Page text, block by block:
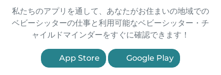
私たちのアプリを通して、あなたがお住まいの地域での
ベビーシッターの仕事と利用可能なベビーシッター・チ
ャイルドマインダーをすぐに確認できます！
App Store Google Play